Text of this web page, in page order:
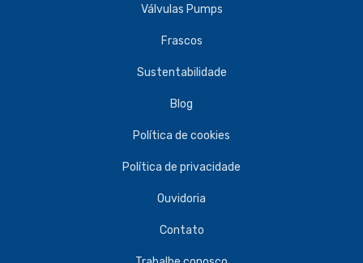
Válvulas Pumps
Frascos
Sustentabilidade
Blog
Política de cookies
Política de privacidade
Ouvidoria
Contato